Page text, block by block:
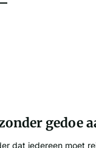
gedoe
dat iedereen moet